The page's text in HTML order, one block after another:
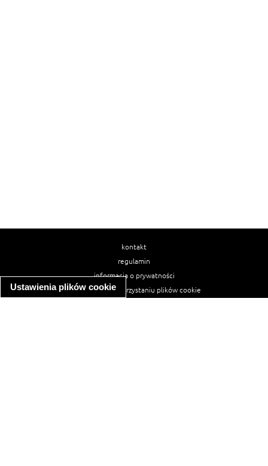
Ustawienia plików cookie
kontakt
regulamin
informacja o prywatności
informacja o wykorzystaniu plików cookie